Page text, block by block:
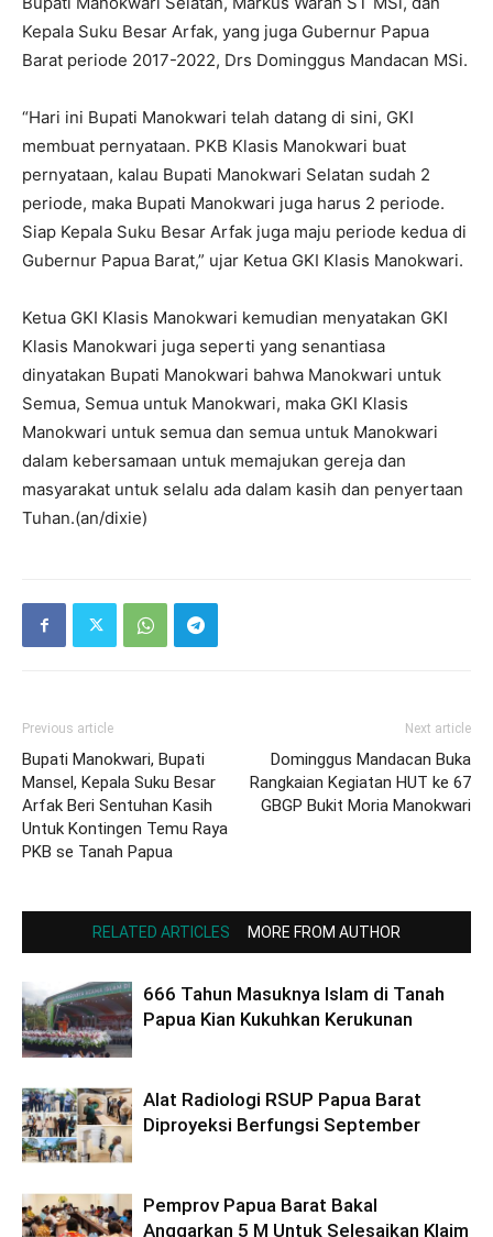
Kepala Suku Besar Arfak, yang juga Gubernur Papua
Barat periode 2017-2022, Drs Dominggus Mandacan MSi.
“Hari ini Bupati Manokwari telah datang di sini, GKI
membuat pernyataan. PKB Klasis Manokwari buat
pernyataan, kalau Bupati Manokwari Selatan sudah 2
periode, maka Bupati Manokwari juga harus 2 periode.
Siap Kepala Suku Besar Arfak juga maju periode kedua di
Gubernur Papua Barat,” ujar Ketua GKI Klasis Manokwari.
Ketua GKI Klasis Manokwari kemudian menyatakan GKI
Klasis Manokwari juga seperti yang senantiasa
dinyatakan Bupati Manokwari bahwa Manokwari untuk
Semua, Semua untuk Manokwari, maka GKI Klasis
Manokwari untuk semua dan semua untuk Manokwari
dalam kebersamaan untuk memajukan gereja dan
masyarakat untuk selalu ada dalam kasih dan penyertaan
Tuhan.(an/dixie)
Previous article
Bupati Manokwari, Bupati
Mansel, Kepala Suku Besar
Arfak Beri Sentuhan Kasih
Untuk Kontingen Temu Raya
PKB se Tanah Papua
Next article
Dominggus Mandacan Buka
Rangkaian Kegiatan HUT ke 67
GBGP Bukit Moria Manokwari
RELATED ARTICLES MORE FROM AUTHOR
666 Tahun Masuknya Islam di Tanah
Papua Kian Kukuhkan Kerukunan
Alat Radiologi RSUP Papua Barat
Diproyeksi Berfungsi September
Pemprov Papua Barat Bakal
Anggarkan 5 M Untuk Selesaikan Klaim